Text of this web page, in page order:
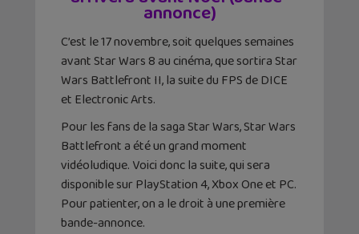
annonce)
C’est le 17 novembre, soit quelques semaines
avant Star Wars 8 au cinéma, que sortira Star
Wars Battlefront II, la suite du FPS de DICE
et Electronic Arts.
Pour les fans de la saga Star Wars, Star Wars
Battlefront a été un grand moment
vidéoludique. Voici donc la suite, qui sera
disponible sur PlayStation 4, Xbox One et PC.
Pour patienter, on a le droit à une première
bande-annonce.